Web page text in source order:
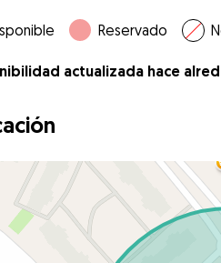
Reservado
actualizada hace